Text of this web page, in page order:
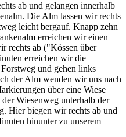
ab und gelangen innerhalb
Die Alm lassen wir rechts
leicht bergauf. Knapp zehn
erreichen wir einen
rechts ab ("Kössen über
erreichen wir die
und gehen links
der Alm wenden wir uns nach
über eine Wiese
Wiesenweg unterhalb der
Hier biegen wir rechts ab und
hinunter zu unserem